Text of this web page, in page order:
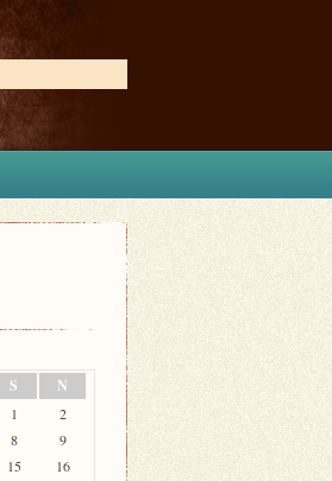
S N
1
2
8
9
15
16